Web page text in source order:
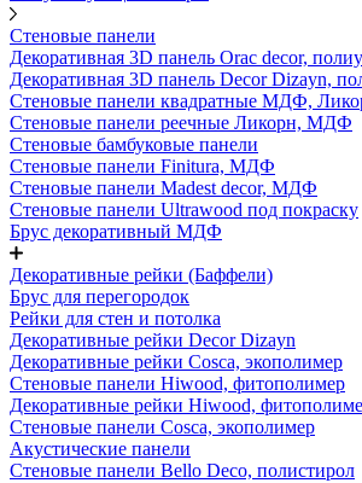
Стеновые панели
Декоративная 3D панель Orac decor,
Декоративная 3D панель Decor Dizayn,
Стеновые панели квадратные МДФ,
Стеновые панели реечные Ликорн, МДФ
Стеновые бамбуковые панели
Стеновые панели Finitura, МДФ
Стеновые панели Madest decor, МДФ
Стеновые панели Ultrawood под покраску
Брус декоративный МДФ
Декоративные рейки (Баффели)
Брус для перегородок
Рейки для стен и потолка
Декоративные рейки Decor Dizayn
Декоративные рейки Cosca, экополимер
Стеновые панели Hiwood, фитополимер
Декоративные рейки Hiwood,
Стеновые панели Cosca, экополимер
Акустические панели
Стеновые панели Bello Deco, полистирол